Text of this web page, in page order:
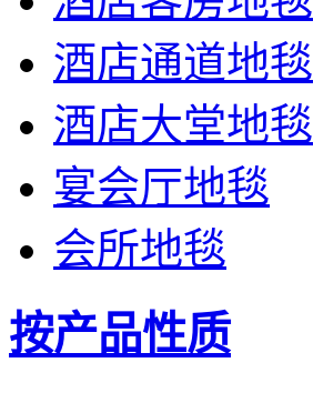
酒店通道地毯
酒店大堂地毯
宴会厅地毯
会所地毯
按产品性质